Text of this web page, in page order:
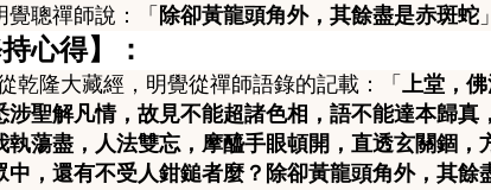
覺聰禪師說：「 除卻黃龍頭角外，其餘盡是赤斑蛇
心得】 ：
乾隆大藏經，明覺從禪師語錄的記載：「 上堂，
涉聖解凡情，故見不能超諸色相，語不能達本歸真
執蕩盡，人法雙忘，摩醯手眼頓開，直透玄關錮，
中，還有不受人鉗鎚者麼？除卻黃龍頭角外，其餘